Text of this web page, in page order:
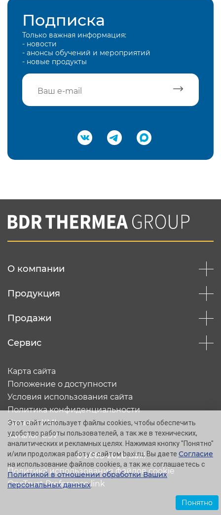
Подписка
Только важная информация:
- новости
- анонсы обучений и мероприятий
- новые продукты
Подтвердить e-mail
Вы соглашаетесь с нашей политикой
конфеденциальности
О компании
Продукция
Продажи
Сервис
© 2005-2026 Baxi
Карта сайта
Положение о доступности
Условия использования сайта
Политика конфиденциальности
Каталог XML
Каталог CSV
Политика использования файлов cookie
OneTrust Preference link
Этот сайт использует файлы cookies, чтобы обеспечить
удобство работы пользователей, а так же в технических,
аналитических и рекламных целях. Нажимая кнопку "Понятно"
и/или продолжая работу с сайтом baxi.ru, Вы даете Согласие
на использование файлов cookies, а так же соглашаетесь с
Политикой в отношении обработки Ваших
персональных данных.
Понятно